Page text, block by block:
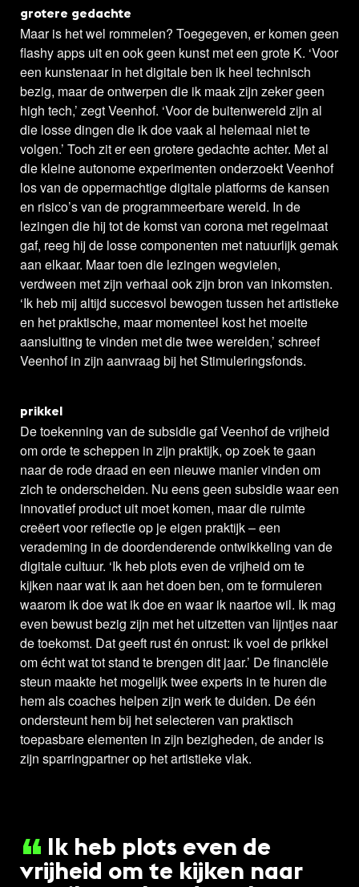
grotere gedachte
Maar is het wel rommelen? Toegegeven, er komen geen
flashy apps uit en ook geen kunst met een grote K. ‘Voor
een kunstenaar in het digitale ben ik heel technisch
bezig, maar de ontwerpen die ik maak zijn zeker geen
high tech,’ zegt Veenhof. ‘Voor de buitenwereld zijn al
die losse dingen die ik doe vaak al helemaal niet te
volgen.’ Toch zit er een grotere gedachte achter. Met al
die kleine autonome experimenten onderzoekt Veenhof
los van de oppermachtige digitale platforms de kansen
en risico’s van de programmeerbare wereld. In de
lezingen die hij tot de komst van corona met regelmaat
gaf, reeg hij de losse componenten met natuurlijk gemak
aan elkaar. Maar toen die lezingen wegvielen,
verdween met zijn verhaal ook zijn bron van inkomsten.
‘Ik heb mij altijd succesvol bewogen tussen het artistieke
en het praktische, maar momenteel kost het moeite
aansluiting te vinden met die twee werelden,’ schreef
Veenhof in zijn aanvraag bij het Stimuleringsfonds.
prikkel
De toekenning van de subsidie gaf Veenhof de vrijheid
om orde te scheppen in zijn praktijk, op zoek te gaan
naar de rode draad en een nieuwe manier vinden om
zich te onderscheiden. Nu eens geen subsidie waar een
innovatief product uit moet komen, maar die ruimte
creëert voor reflectie op je eigen praktijk – een
verademing in de doordenderende ontwikkeling van de
digitale cultuur. ‘Ik heb plots even de vrijheid om te
kijken naar wat ik aan het doen ben, om te formuleren
waarom ik doe wat ik doe en waar ik naartoe wil. Ik mag
even bewust bezig zijn met het uitzetten van lijntjes naar
de toekomst. Dat geeft rust én onrust: ik voel de prikkel
om écht wat tot stand te brengen dit jaar.’ De financiële
steun maakte het mogelijk twee experts in te huren die
hem als coaches helpen zijn werk te duiden. De één
ondersteunt hem bij het selecteren van praktisch
toepasbare elementen in zijn bezigheden, de ander is
zijn sparringpartner op het artistieke vlak.
Ik heb plots even de
vrijheid om te kijken naar